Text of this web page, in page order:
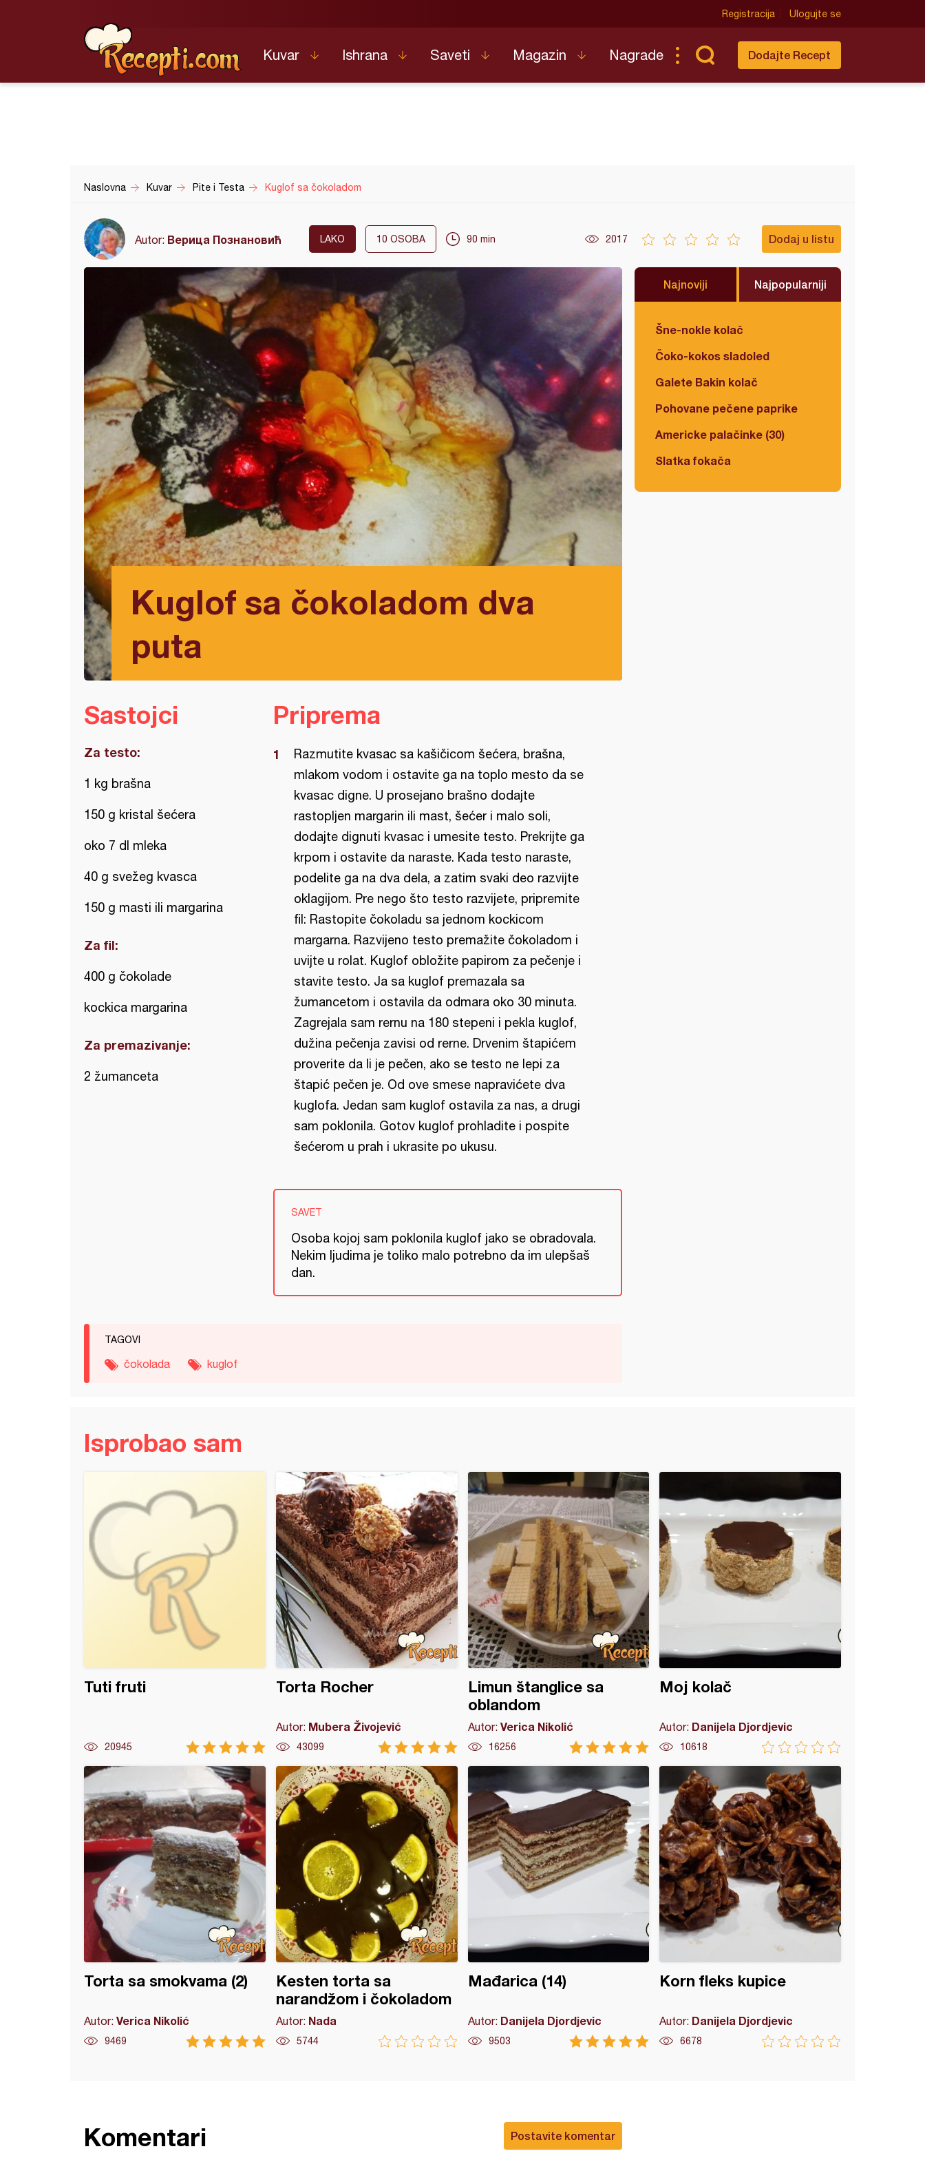
Registracija Ulogujte se
Kuvar Ishrana Saveti Magazin Nagrade Dodajte Recept
Naslovna Kuvar Pite i Testa Kuglof sa čokoladom
Autor: Верица Познановић LAKO 10 OSOBA 90 min 2017 Dodaj u listu
Kuglof sa čokoladom dva
puta
Najnoviji Najpopularniji
Šne-nokle kolač
Čoko-kokos sladoled
Galete Bakin kolač
Pohovane pečene paprike
Americke palačinke (30)
Slatka fokača
Sastojci
Za testo:
1 kg brašna
150 g kristal šećera
oko 7 dl mleka
40 g svežeg kvasca
150 g masti ili margarina
Za fil:
400 g čokolade
kockica margarina
Za premazivanje:
2 žumanceta
Priprema
Razmutite kvasac sa kašičicom šećera, brašna,
mlakom vodom i ostavite ga na toplo mesto da se
kvasac digne. U prosejano brašno dodajte
rastopljen margarin ili mast, šećer i malo soli,
dodajte dignuti kvasac i umesite testo. Prekrijte ga
krpom i ostavite da naraste. Kada testo naraste,
podelite ga na dva dela, a zatim svaki deo razvijte
oklagijom. Pre nego što testo razvijete, pripremite
fil: Rastopite čokoladu sa jednom kockicom
margarna. Razvijeno testo premažite čokoladom i
uvijte u rolat. Kuglof obložite papirom za pečenje i
stavite testo. Ja sa kuglof premazala sa
žumancetom i ostavila da odmara oko 30 minuta.
Zagrejala sam rernu na 180 stepeni i pekla kuglof,
dužina pečenja zavisi od rerne. Drvenim štapićem
proverite da li je pečen, ako se testo ne lepi za
štapić pečen je. Od ove smese napravićete dva
kuglofa. Jedan sam kuglof ostavila za nas, a drugi
sam poklonila. Gotov kuglof prohladite i pospite
šećerom u prah i ukrasite po ukusu.
SAVET
Osoba kojoj sam poklonila kuglof jako se obradovala.
Nekim ljudima je toliko malo potrebno da im ulepšaš
dan.
TAGOVI
čokolada kuglof
Isprobao sam
Tuti fruti
20945
Torta Rocher
Autor: Mubera Živojević
43099
Limun štanglice sa
oblandom
Autor: Verica Nikolić
16256
Moj kolač
Autor: Danijela Djordjevic
10618
Torta sa smokvama (2)
Autor: Verica Nikolić
9469
Kesten torta sa
narandžom i čokoladom
Autor: Nada
5744
Mađarica (14)
Autor: Danijela Djordjevic
9503
Korn fleks kupice
Autor: Danijela Djordjevic
6678
Postavite komentar
Komentari